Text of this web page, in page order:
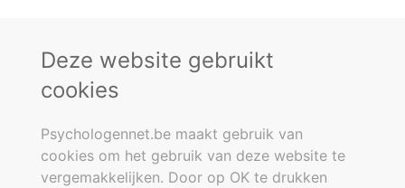
Deze website gebruikt
cookies
Psychologennet.be maakt gebruik van
cookies om het gebruik van deze website te
vergemakkelijken. Door op OK te drukken